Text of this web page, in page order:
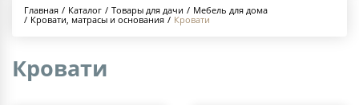
Главная Каталог Товары для дачи
Мебель для дома
Кровати, матрасы и основания
Кровати
Кровати